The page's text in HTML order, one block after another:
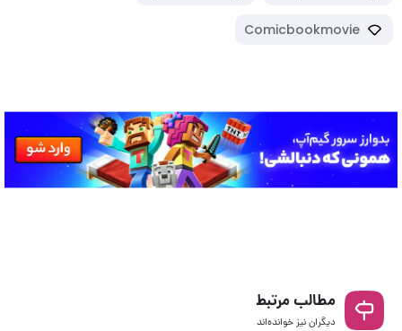
Comicbookmovie
مطالب مرتبط
دیگران نیز خوانده‌اند